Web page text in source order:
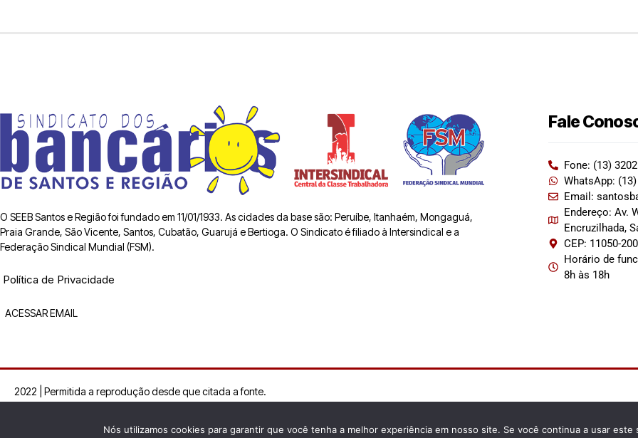
O SEEB Santos e Região foi fundado em 11/01/1933. As cidades da base são: Peruíbe, Itanhaém, Mongaguá,
Praia Grande, São Vicente, Santos, Cubatão, Guarujá e Bertioga. O Sindicato é filiado à Intersindical e a
Federação Sindical Mundial (FSM).
Política de Privacidade
ACESSAR EMAIL
Fale
Fone: (13)
WhatsApp:
Email:
Endereço: Av.
Encruzilhada,
CEP: 11050-200
Horário de
8h às 18h
2022 | Permitida a reprodução desde que citada a fonte.
Nós utilizamos cookies para garantir que você tenha a melhor experiência em nosso site. Se você continua a usar